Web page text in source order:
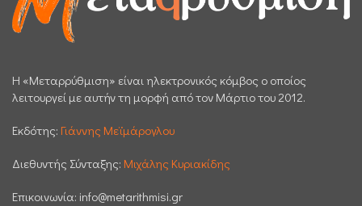
H «Μεταρρύθμιση» είναι ηλεκτρονικός κόμβος ο οποίος
λειτουργεί με αυτήν τη μορφή από τον Μάρτιο του 2012.
Εκδότης: Γιάννης Μεϊμάρογλου
Διεθυντής Σύνταξης: Μιχάλης Κυριακίδης
Επικοινωνία: info@metarithmisi.gr